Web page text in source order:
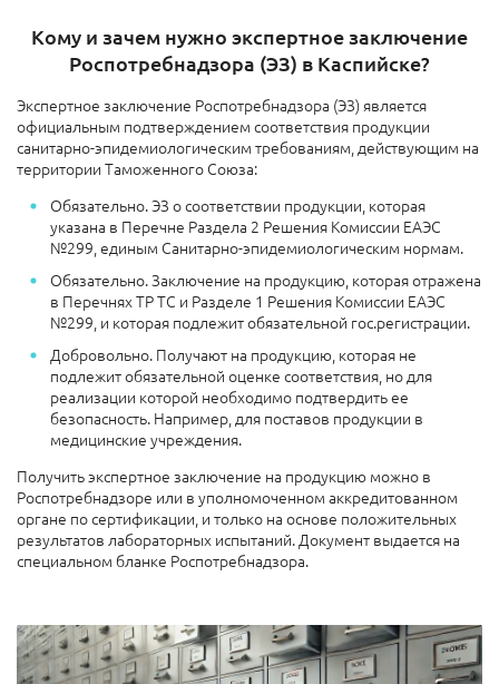
Кому и зачем нужно экспертное заключение
Роспотребнадзора (ЭЗ) в Каспийске?
Экспертное заключение Роспотребнадзора (ЭЗ) является
официальным подтверждением соответствия продукции
санитарно-эпидемиологическим требованиям, действующим на
территории Таможенного Союза:
Обязательно. ЭЗ о соответствии продукции, которая
указана в Перечне Раздела 2 Решения Комиссии ЕАЭС
№299, единым Санитарно-эпидемиологическим нормам.
Обязательно. Заключение на продукцию, которая отражена
в Перечнях ТР ТС и Разделе 1 Решения Комиссии ЕАЭС
№299, и которая подлежит обязательной гос.регистрации.
Добровольно. Получают на продукцию, которая не
подлежит обязательной оценке соответствия, но для
реализации которой необходимо подтвердить ее
безопасность. Например, для поставов продукции в
медицинские учреждения.
Получить экспертное заключение на продукцию можно в
Роспотребнадзоре или в уполномоченном аккредитованном
органе по сертификации, и только на основе положительных
результатов лабораторных испытаний. Документ выдается на
специальном бланке Роспотребнадзора.